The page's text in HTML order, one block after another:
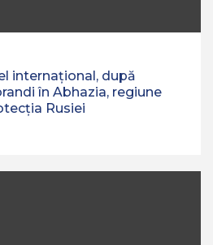
internațional, după
în Abhazia, regiune
Rusiei